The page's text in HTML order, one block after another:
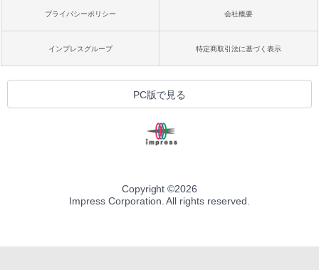
プライバシーポリシー 会社概要
インプレスグループ 特定商取引法に基づく表示
PC版で見る
Copyright ©2026
Impress Corporation. All rights reserved.